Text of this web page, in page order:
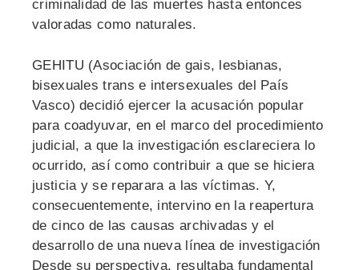
criminalidad de las muertes hasta entonces
valoradas como naturales.
GEHITU (Asociación de gais, lesbianas,
bisexuales trans e intersexuales del País
Vasco) decidió ejercer la acusación popular
para coadyuvar, en el marco del procedimiento
judicial, a que la investigación esclareciera lo
ocurrido, así como contribuir a que se hiciera
justicia y se reparara a las víctimas. Y,
consecuentemente, intervino en la reapertura
de cinco de las causas archivadas y el
desarrollo de una nueva línea de investigación
Desde su perspectiva, resultaba fundamental